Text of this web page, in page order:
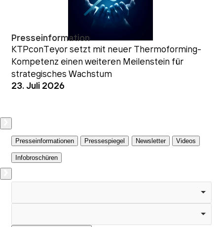
Presseinformation
KTPconTeyor setzt mit neuer Thermoforming-
Kompetenz einen weiteren Meilenstein für
strategisches Wachstum
23. Juli 2026
Presseinformationen Pressespiegel Newsletter Videos
Infobroschüren